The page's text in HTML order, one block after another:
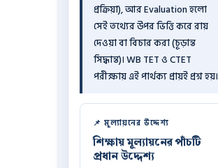
প্রক্রিয়া), আর Evaluation হলো
সেই তথ্যের উপর ভিত্তি করে রায়
দেওয়া বা বিচার করা (চূড়ান্ত
সিদ্ধান্ত)। WB TET ও CTET
পরীক্ষায় এই পার্থক্য প্রায়ই প্রশ্ন হয়।
📌 মূল্যায়নের উদ্দেশ্য
শিক্ষায় মূল্যায়নের পাঁচটি
প্রধান উদ্দেশ্য